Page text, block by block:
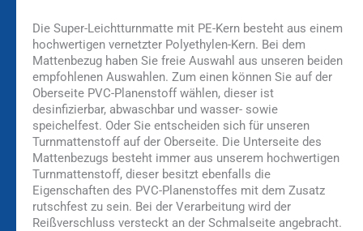
Die Super-Leichtturnmatte mit PE-Kern besteht aus einem
hochwertigen vernetzter Polyethylen-Kern. Bei dem
Mattenbezug haben Sie freie Auswahl aus unseren beiden
empfohlenen Auswahlen. Zum einen können Sie auf der
Oberseite PVC-Planenstoff wählen, dieser ist
desinfizierbar, abwaschbar und wasser- sowie
speichelfest. Oder Sie entscheiden sich für unseren
Turnmattenstoff auf der Oberseite. Die Unterseite des
Mattenbezugs besteht immer aus unserem hochwertigen
Turnmattenstoff, dieser besitzt ebenfalls die
Eigenschaften des PVC-Planenstoffes mit dem Zusatz
rutschfest zu sein. Bei der Verarbeitung wird der
Reißverschluss versteckt an der Schmalseite angebracht.